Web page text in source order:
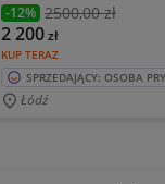
-12% 2500,00 zł
KUP TERAZ
2 200zł
SPRZEDAJĄCY: OSOBA
Łódź